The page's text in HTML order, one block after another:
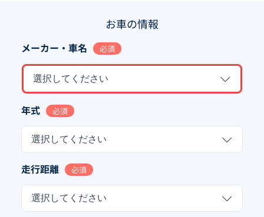
お車の情報
メーカー・車名 必須
選択してください
年式 必須
選択してください
走行距離 必須
選択してください